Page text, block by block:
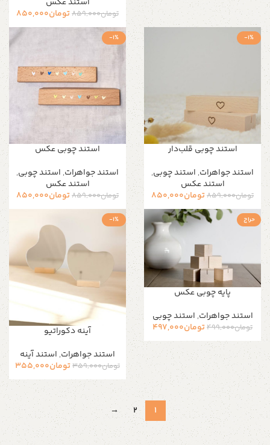
تومان859,000تومان850,000
-1%
استند چوبی قلب‌دار
استند جواهرات, استند چوبی,
استند عکس
تومان859,000تومان850,000
-1%
استند چوبی عکس
استند جواهرات, استند چوبی,
استند عکس
تومان859,000تومان850,000
حراج
پایه چوبی عکس
استند جواهرات, استند چوبی
تومان499,000تومان497,000
-1%
آینه دکوراتیو
استند جواهرات, استند آینه
تومان359,000تومان355,000
1
2
→